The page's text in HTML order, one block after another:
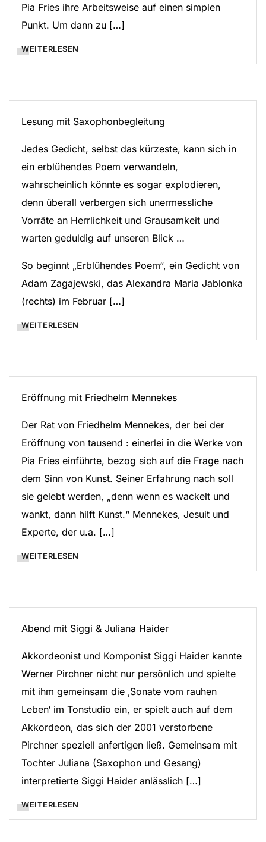
Pia Fries ihre Arbeitsweise auf einen simplen
Punkt. Um dann zu […]
WEITERLESEN
Lesung mit Saxophonbegleitung
Jedes Gedicht, selbst das kürzeste, kann sich in
ein erblühendes Poem verwandeln,
wahrscheinlich könnte es sogar explodieren,
denn überall verbergen sich unermessliche
Vorräte an Herrlichkeit und Grausamkeit und
warten geduldig auf unseren Blick …
So beginnt „Erblühendes Poem“, ein Gedicht von
Adam Zagajewski, das Alexandra Maria Jablonka
(rechts) im Februar […]
WEITERLESEN
Eröffnung mit Friedhelm Mennekes
Der Rat von Friedhelm Mennekes, der bei der
Eröffnung von tausend : einerlei in die Werke von
Pia Fries einführte, bezog sich auf die Frage nach
dem Sinn von Kunst. Seiner Erfahrung nach soll
sie gelebt werden, „denn wenn es wackelt und
wankt, dann hilft Kunst.“ Mennekes, Jesuit und
Experte, der u.a. […]
WEITERLESEN
Abend mit Siggi & Juliana Haider
Akkordeonist und Komponist Siggi Haider kannte
Werner Pirchner nicht nur persönlich und spielte
mit ihm gemeinsam die ‚Sonate vom rauhen
Leben‘ im Tonstudio ein, er spielt auch auf dem
Akkordeon, das sich der 2001 verstorbene
Pirchner speziell anfertigen ließ. Gemeinsam mit
Tochter Juliana (Saxophon und Gesang)
interpretierte Siggi Haider anlässlich […]
WEITERLESEN